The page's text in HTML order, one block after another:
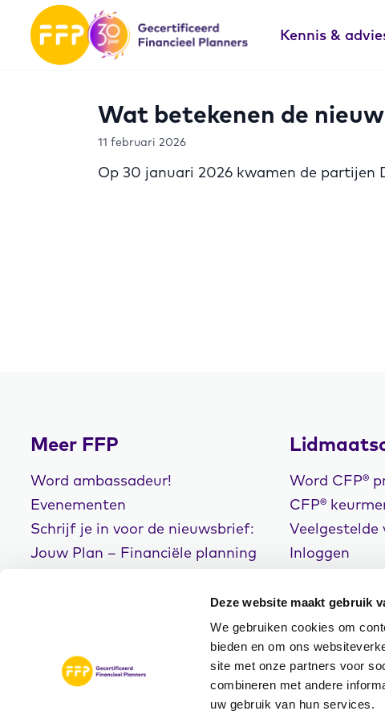
Deze website maakt gebruik
We gebruiken cookies om
bieden en om ons
site met onze partners voor
combineren met andere
uw gebruik van hun services.
Kennis &
Wat betekenen de
11 februari 2026
Op 30 januari 2026 kwamen de partijen
Meer FFP
Word ambassadeur!
Evenementen
Schrijf je in voor de nieuwsbrief:
Jouw Plan – Financiële planning
Word CFP®
CFP®
Veelgestelde
Inloggen
© Copyright 2026
Disclaimer
Algemene Voorwaarden